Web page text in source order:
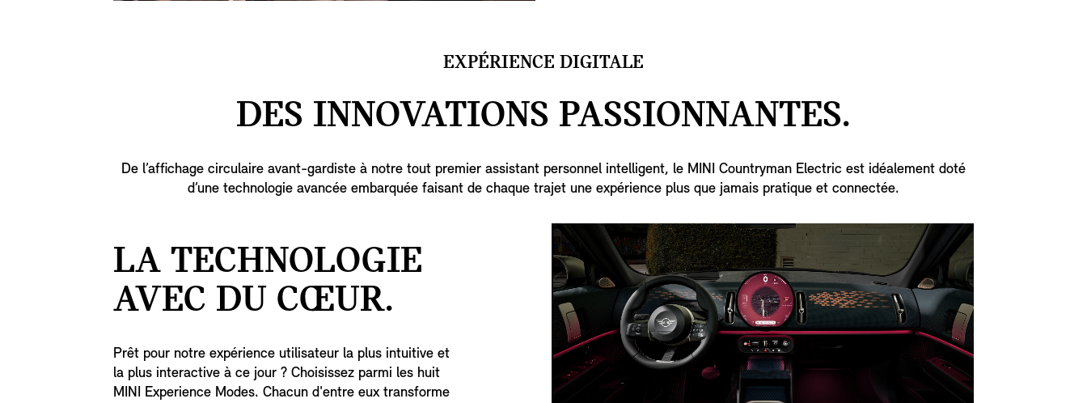
EXPÉRIENCE DIGITALE
DES INNOVATIONS PASSIONNANTES.
De l’affichage circulaire avant-gardiste à notre tout premier assistant personnel intelligent, le MINI Countryman Electric est idéalement doté
d’une technologie avancée embarquée faisant de chaque trajet une expérience plus que jamais pratique et connectée.
LA TECHNOLOGIE
AVEC DU CŒUR.
Prêt pour notre expérience utilisateur la plus intuitive et
la plus interactive à ce jour ? Choisissez parmi les huit
MINI Experience Modes. Chacun d'entre eux transforme